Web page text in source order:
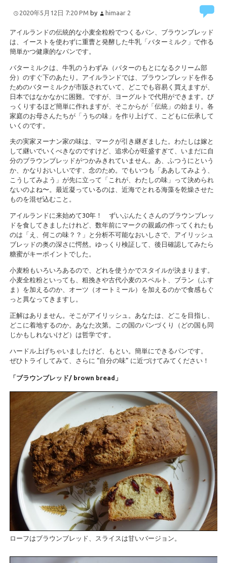
2020年5月12日 7:20 PM by himaar 2
アイルランドの伝統的な小麦全粒粉でつくるパン、ブラウンブレッド
は、イーストを使わずに重曹と発酵した牛乳「バターミルク」で作る
簡単かつ健康的なパンです。
バターミルクは、牛乳のうわずみ（バターのもとになるクリーム部
分）のすぐ下のあたり。アイルランドでは、ブラウンブレッドを作る
ためのバターミルクが市販されていて、どこでも容易く買えますが、
日本ではなかなかに困難。ですが、ヨーグルトで代用ができます。び
っくりするほど簡単に作れますが、そこからが「伝統」の始まり。各
家庭のお母さんたちが「うちの味」を作り上げて、こどもに伝承して
いくのです。
夫の実家ヌーナン家の味は、マークが引き継ぎました。わたしは嫁と
して継いでいくべきなのですけど、追求心が旺盛すぎて、いまだに自
分のブラウンブレッドがつかみきれていません。あ、ふつうにという
か、かなりおいしいです、念のため。でもいつも「ああしてみよう、
こうしてみよう」が先に立って「これが、わたしの味」って決められ
ないのよね〜。最近凝っているのは、近海でとれる海藻を乾燥させた
ものを混ぜ込むこと。
アイルランドに来始めて30年！ ずいぶんたくさんのブラウンブレッ
ドを食してきましたけれど、数年前にマークの親戚の作ってくれたも
のは「え、何この味？？」と分析不可能なおいしさで、アイリッシュ
ブレッドの奥の深さに愕然。ゆっくり検証して、後日確認してみたら
糖蜜がキーポイントでした。
小麦粉もいろいろあるので、どれを使うかでスタイルが決まります。
小麦全粒粉といっても、粗挽きや古代小麦のスペルト、ブラン（ふす
ま）を加えるのか、オーツ（オートミール）を加えるのかで食感もぐ
っと異なってきますし。
正解はありません。そこがアイリッシュ。あなたは、どこを目指し、
どこに着地するのか。あなた次第。この国のパンづくり（どの国も同
じかもしれないけど）は哲学です。
ハードル上げちゃいましたけど、もとい。簡単にできるパンです。
ぜひトライしてみて、さらに “自分の味” に近づけてみてください！
「ブラウンブレッド/ brown bread」
ローフはブラウンブレッド、スライスは甘いバージョン。